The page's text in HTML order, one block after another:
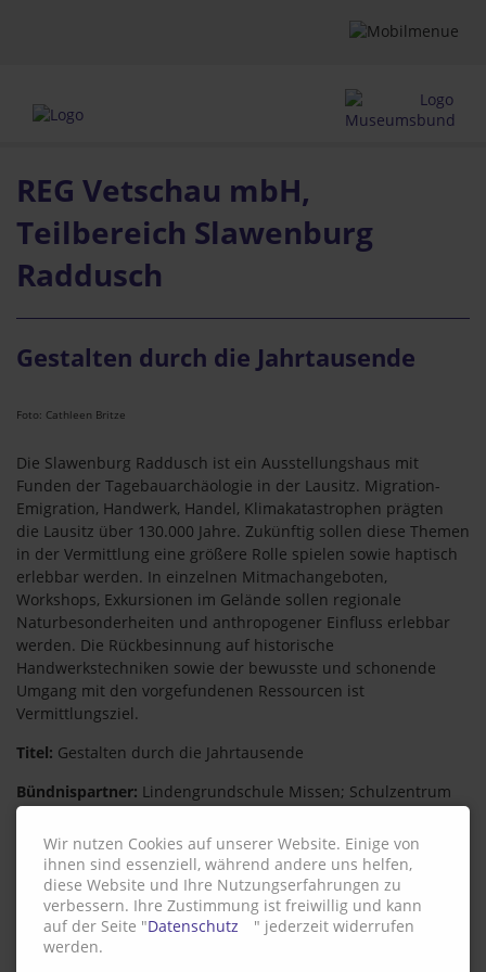
REG Vetschau mbH,
Teilbereich Slawenburg
Raddusch
Gestalten durch die Jahrtausende
Foto: Cathleen Britze
Die Slawenburg Raddusch ist ein Ausstellungshaus mit
Funden der Tagebauarchäologie in der Lausitz. Migration-
Emigration, Handwerk, Handel, Klimakatastrophen prägten
die Lausitz über 130.000 Jahre. Zukünftig sollen diese Themen
in der Vermittlung eine größere Rolle spielen sowie haptisch
erlebbar werden. In einzelnen Mitmachangeboten,
Workshops, Exkursionen im Gelände sollen regionale
Naturbesonderheiten und anthropogener Einfluss erlebbar
werden. Die Rückbesinnung auf historische
Handwerkstechniken sowie der bewusste und schonende
Umgang mit den vorgefundenen Ressourcen ist
Vermittlungsziel.
Titel: Gestalten durch die Jahrtausende
Bündnispartner: Lindengrundschule Missen; Schulzentrum
Dr. Albert Schweitzer
Ort:Vetschau
Weitere Informationen und Kontakt:
www.slawenburg-raddusch.de
Zurück
Wir nutzen Cookies auf unserer Website. Einige von
ihnen sind essenziell, während andere uns helfen,
diese Website und Ihre Nutzungserfahrungen zu
verbessern. Ihre Zustimmung ist freiwillig und kann
auf der Seite "Datenschutz
" jederzeit widerrufen
werden.